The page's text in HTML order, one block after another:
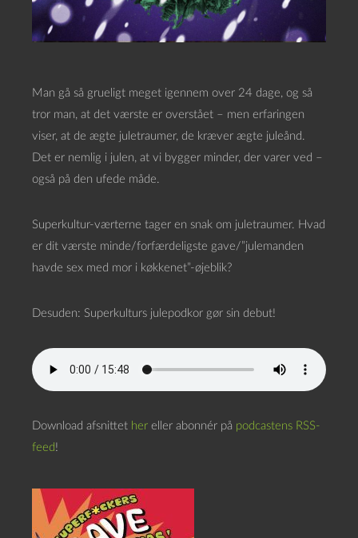
Man gå så grueligt meget igennem over 24 dage, og så
tror man, at det værste er overstået – men erfaringen
viser, at de ægte juletraumer, de kræver ægte juleånd.
Det er nemlig i julen, at vi bygger minder, der varer ved –
også på den ufede måde.
Superkultur-værterne tager en snak om juletraumer. Hvad
er dit værste minde/forfærdeligste gave/”julemanden
havde sex med mor i køkkenet”-øjeblik?
Desuden: Superkulturs julepodkor gør sin debut!
Download afsnittet her eller abonnér på podcastens RSS-
feed!